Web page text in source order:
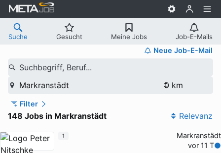
Suche Gesucht Meine Jobs Job-E-Mails
Neue Job-E-Mail
Suchbegriff, Beruf...
Markranstädt
Filter
148 Jobs in Markranstädt Relevanz
Markranstädt
vor 11 T
1